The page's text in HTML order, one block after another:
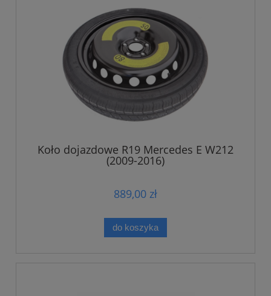
Koło dojazdowe R19 Mercedes E W212
(2009-2016)
889,00 zł
do koszyka